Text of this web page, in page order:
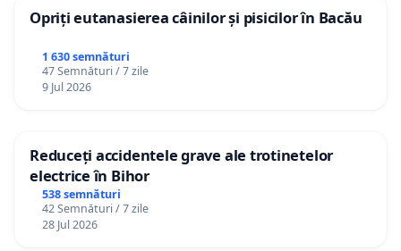
Opriți eutanasierea câinilor și pisicilor în Bacău
1 630 semnături
47 Semnături / 7 zile
9 Jul 2026
Reduceți accidentele grave ale trotinetelor
electrice în Bihor
538 semnături
42 Semnături / 7 zile
28 Jul 2026